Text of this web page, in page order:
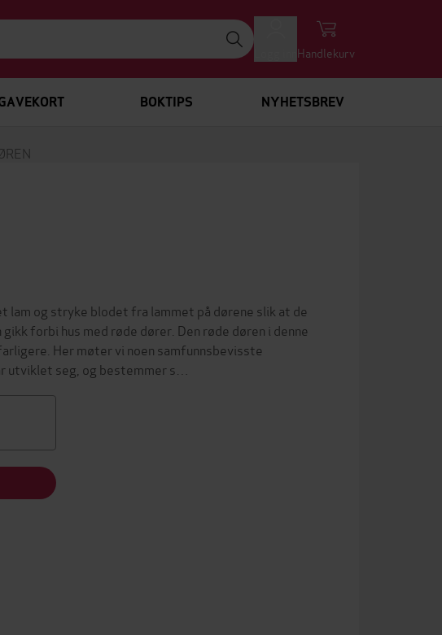
Handlekurv
BOKTIPS NYHETSBREV
og stryke blodet fra lammet på dørene slik at de
forbi hus med røde dører. Den røde døren i denne
Her møter vi noen samfunnsbevisste
utviklet seg, og bestemmer s…